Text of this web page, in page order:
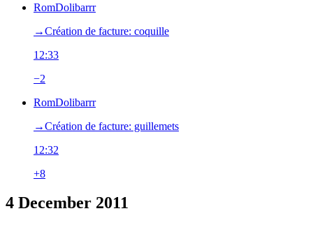
RomDolibarrr
→‎Création de facture: coquille
12:33
−2
RomDolibarrr
→‎Création de facture: guillemets
12:32
+8
4 December 2011